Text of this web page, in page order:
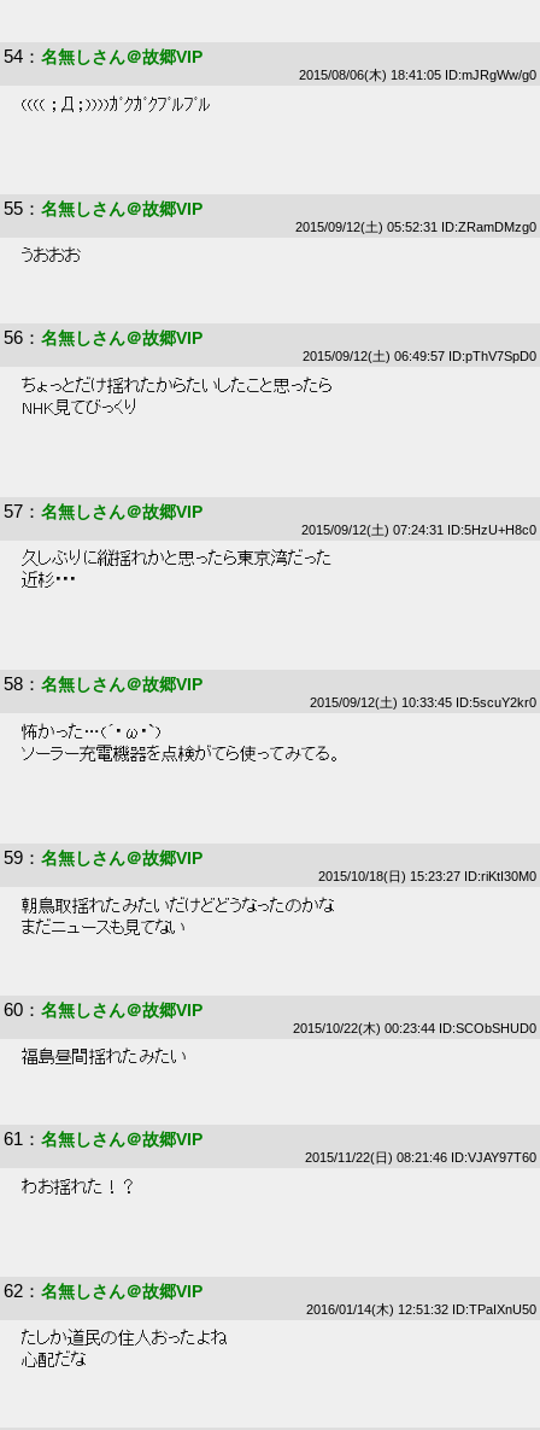
54 ： 名無しさん＠故郷VIP
2015/08/06(木) 18:41:05 ID:mJRgWw/g0
(((( ；Д；))))ｶﾞｸｶﾞｸﾌﾞﾙﾌﾞﾙ
55 ： 名無しさん＠故郷VIP
2015/09/12(土) 05:52:31 ID:ZRamDMzg0
うおおお
56 ： 名無しさん＠故郷VIP
2015/09/12(土) 06:49:57 ID:pThV7SpD0
ちょっとだけ揺れたからたいしたこと思ったら
NHK見てびっくり
57 ： 名無しさん＠故郷VIP
2015/09/12(土) 07:24:31 ID:5HzU+H8c0
久しぶりに縦揺れかと思ったら東京湾だった
近杉･･･
58 ： 名無しさん＠故郷VIP
2015/09/12(土) 10:33:45 ID:5scuY2kr0
怖かった…(´･ω･`)
ソーラー充電機器を点検がてら使ってみてる。
59 ： 名無しさん＠故郷VIP
2015/10/18(日) 15:23:27 ID:riKtI30M0
朝鳥取揺れたみたいだけどどうなったのかな
まだニュースも見てない
60 ： 名無しさん＠故郷VIP
2015/10/22(木) 00:23:44 ID:SCObSHUD0
福島昼間揺れたみたい
61 ： 名無しさん＠故郷VIP
2015/11/22(日) 08:21:46 ID:VJAY97T60
わお揺れた！？
62 ： 名無しさん＠故郷VIP
2016/01/14(木) 12:51:32 ID:TPaIXnU50
たしか道民の住人おったよね
心配だな